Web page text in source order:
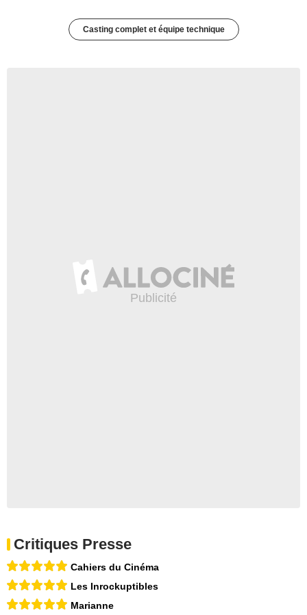
Casting complet et équipe technique
Critiques Presse
Cahiers du Cinéma
Les Inrockuptibles
Marianne